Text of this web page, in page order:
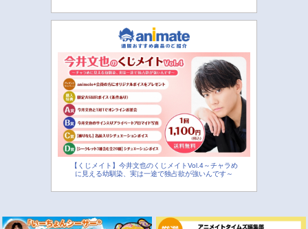
【くじメイト】今井文也のくじメイトVol.4～チャラめ
に見える幼馴染、実は一途で独占欲が強いんです～